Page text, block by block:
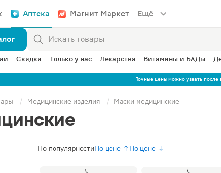
Аптека Магнит Маркет Ещё
Скидки Только у нас Лекарства Витамины и БАДы
Точные цены можно узнать после
Медицинские изделия Маски медицинские
По популярностиПо цене ↑ По цене ↓